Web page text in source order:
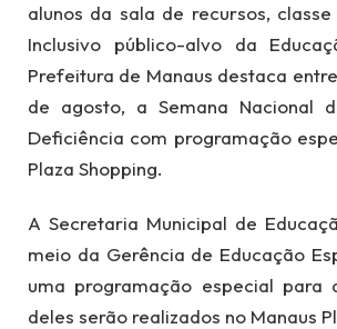
alunos da sala de recursos,
Inclusivo público-alvo da
Prefeitura de Manaus destaca
de agosto, a Semana Nacional
Deficiência com programação
Plaza Shopping.
A Secretaria Municipal de
meio da Gerência de Educação
uma programação especial para
deles serão realizados no Manaus